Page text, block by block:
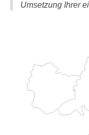
Umsetzung Ihrer